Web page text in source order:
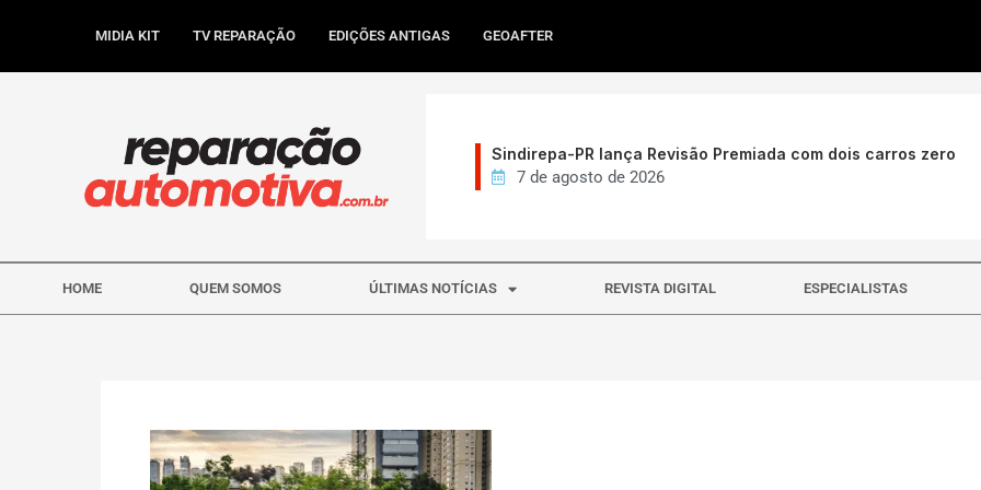
MIDIA KIT TV REPARAÇÃO EDIÇÕES ANTIGAS GEOAFTER
Sindirepa-PR lança Revisão Premiada com dois carros zero
7 de agosto de 2026
HOME QUEM SOMOS ÚLTIMAS NOTÍCIAS REVISTA DIGITAL ESPECIALISTAS